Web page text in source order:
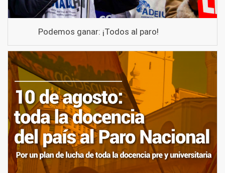
Podemos ganar: ¡Todos al paro!